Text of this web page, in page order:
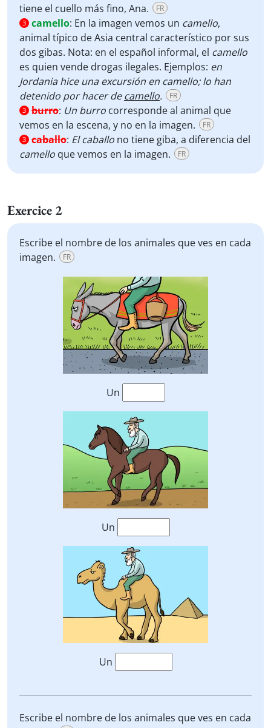
tiene el cuello más fino, Ana.
FR
3 camello: En la imagen vemos un camello,
animal típico de Asia central característico por sus
dos gibas. Nota: en el español informal, el camello
es quien vende drogas ilegales. Ejemplos: en
Jordania hice una excursión en camello; lo han
detenido por hacer decamello. FR
3 burro: Un burro corresponde al animal que
vemos en la escena, y no en la imagen.
FR
3 caballo: El caballo no tiene giba, a diferencia del
camello que vemos en la imagen. FR
Exercice 2
Escribe el nombre de los animales que ves en cada
imagen.
FR
Un
Un
Un
Escribe el nombre de los animales que ves en cada